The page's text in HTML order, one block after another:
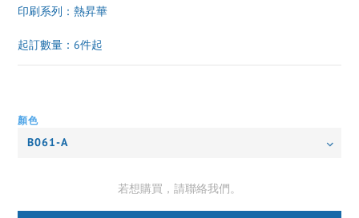
印刷系列：熱昇華
起訂數量：6件起
顏色
若想購買，請聯絡我們。